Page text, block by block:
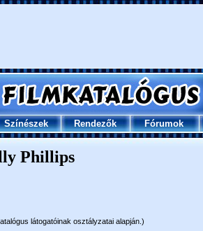
Színészek Rendezők Fórumok
Phillips
látogatóinak osztályzatai alapján.)